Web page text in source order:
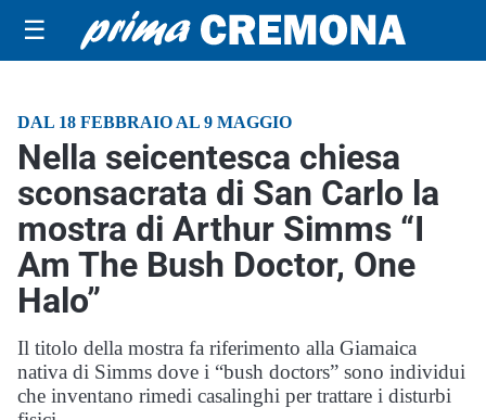
☰
DAL 18 FEBBRAIO AL 9 MAGGIO
Nella seicentesca chiesa
sconsacrata di San Carlo la
mostra di Arthur Simms “I
Am The Bush Doctor, One
Halo”
Il titolo della mostra fa riferimento alla Giamaica
nativa di Simms dove i “bush doctors” sono individui
che inventano rimedi casalinghi per trattare i disturbi